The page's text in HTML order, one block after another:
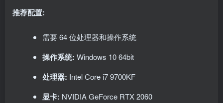
推荐配置:
需要 64 位处理器和操作系统
操作系统: Windows 10 64bit
处理器: Intel Core i7 9700KF
显卡: NVIDIA GeForce RTX 2060